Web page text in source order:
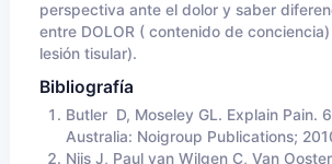
perspectiva ante el dolor y saber
entre DOLOR ( contenido de
lesión tisular).
Bibliografía
Butler D, Moseley GL. Explain Pain.
Australia: Noigroup Publications;
Nijs J, Paul van Wilgen C, Van